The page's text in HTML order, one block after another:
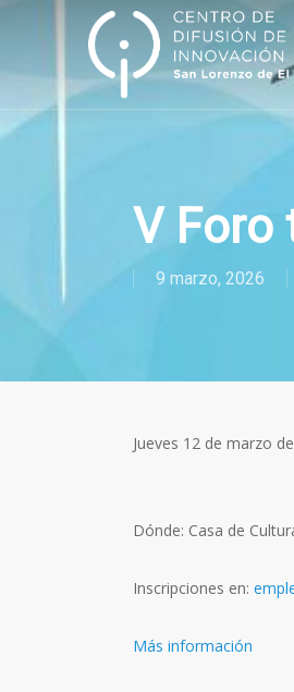
V Foro
9 marzo, 2026
Jueves 12 de marzo
Dónde: Casa de
Inscripciones en:
Más información